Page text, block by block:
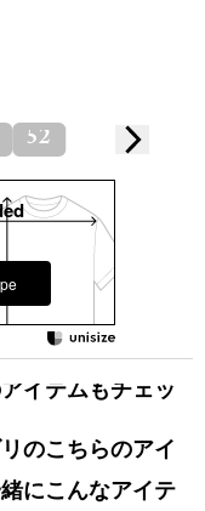
52
イテムもチェッ
のこちらのアイ
にこんなアイテ